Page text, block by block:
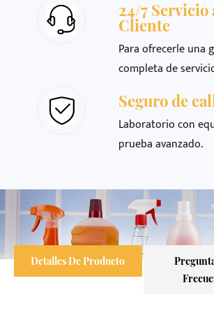
24/7 Servicio
Cliente
Para ofrecerle una
completa de
Seguro de
Laboratorio con
prueba avanzado.
Detalles De Producto